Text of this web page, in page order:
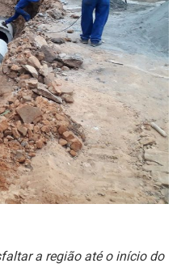
a região até o início do